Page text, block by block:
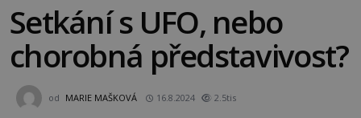
Setkání s UFO, nebo
chorobná představivost?
od MARIE MAŠKOVÁ 16.8.2024 2.5tis